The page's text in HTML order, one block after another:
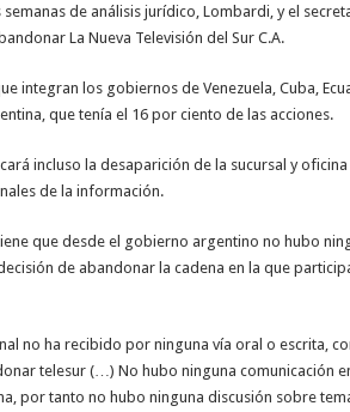
de análisis jurídico, Lombardi, y el
La Nueva Televisión del Sur C.A.
integran los gobiernos de Venezuela, Cuba,
que tenía el 16 por ciento de las acciones.
incluso la desaparición de la sucursal y oficina
de la información.
que desde el gobierno argentino no hubo
de abandonar la cadena en la que
no ha recibido por ninguna vía oral o escrita,
telesur (…) No hubo ninguna comunicación
por tanto no hubo ninguna discusión sobre